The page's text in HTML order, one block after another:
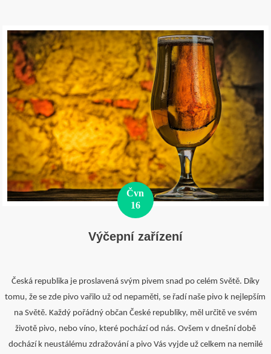
Čvn
16
Výčepní zařízení
Česká republika je proslavená svým pivem snad po celém Světě. Díky
tomu, že se zde pivo vařilo už od nepaměti, se řadí naše pivo k nejlepším
na Světě. Každý pořádný občan České republiky, měl určitě ve svém
životě pivo, nebo víno, které pochází od nás. Ovšem v dnešní době
dochází k neustálému zdražování a pivo Vás vyjde už celkem na nemilé